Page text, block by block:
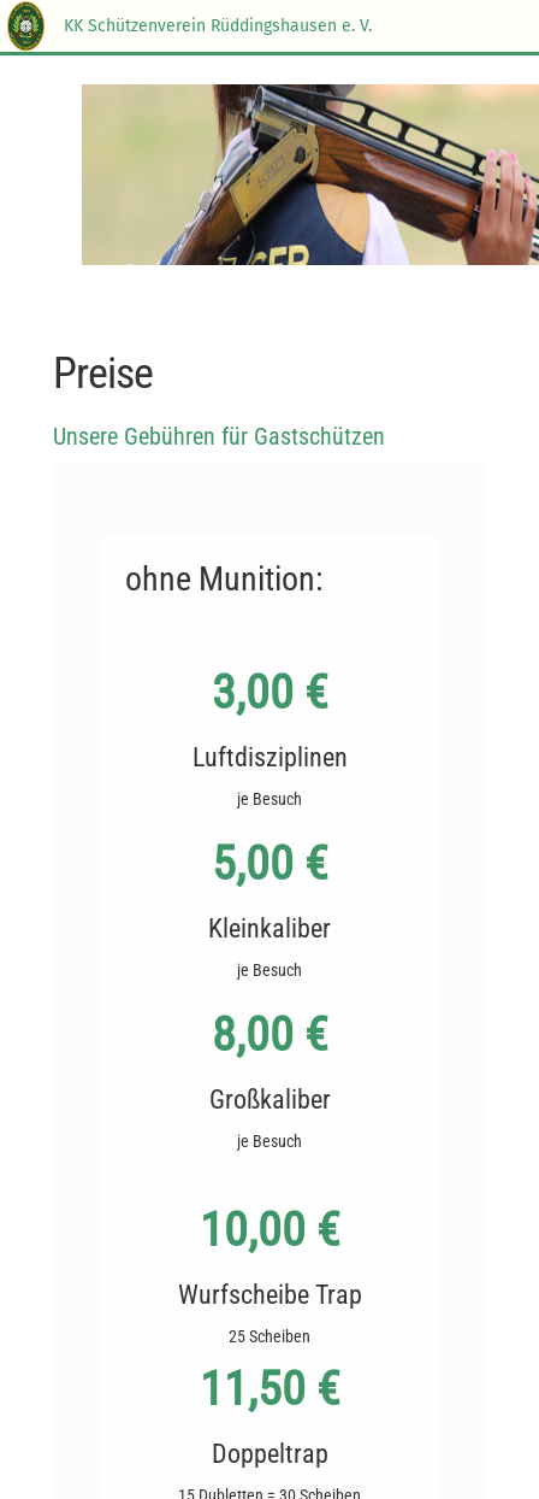
Preise
Unsere Gebühren für Gastschützen
ohne Munition:
3,00 €
Luftdisziplinen
je Besuch
5,00 €
Kleinkaliber
je Besuch
8,00 €
Großkaliber
je Besuch
10,00 €
Wurfscheibe Trap
25 Scheiben
11,50 €
Doppeltrap
KK Schützenverein Rüddingshausen e. V.